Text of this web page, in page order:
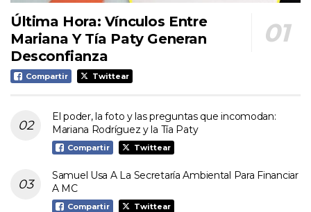
Última Hora: Vínculos Entre
Mariana Y Tía Paty Generan
Desconfianza
Compartir Twittear
El poder, la foto y las preguntas que incomodan:
Mariana Rodríguez y la Tía Paty
Compartir Twittear
Samuel Usa A La Secretaría Ambiental Para Financiar
A MC
Compartir Twittear